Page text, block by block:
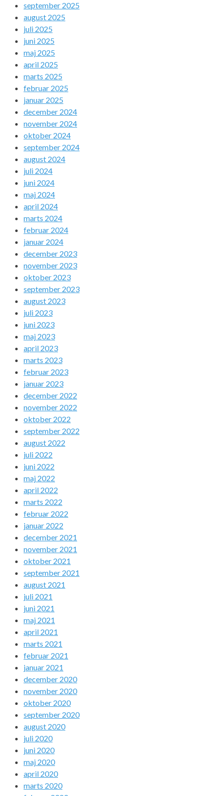
september 2025
august 2025
juli 2025
juni 2025
maj 2025
april 2025
marts 2025
februar 2025
januar 2025
december 2024
november 2024
oktober 2024
september 2024
august 2024
juli 2024
juni 2024
maj 2024
april 2024
marts 2024
februar 2024
januar 2024
december 2023
november 2023
oktober 2023
september 2023
august 2023
juli 2023
juni 2023
maj 2023
april 2023
marts 2023
februar 2023
januar 2023
december 2022
november 2022
oktober 2022
september 2022
august 2022
juli 2022
juni 2022
maj 2022
april 2022
marts 2022
februar 2022
januar 2022
december 2021
november 2021
oktober 2021
september 2021
august 2021
juli 2021
juni 2021
maj 2021
april 2021
marts 2021
februar 2021
januar 2021
december 2020
november 2020
oktober 2020
september 2020
august 2020
juli 2020
juni 2020
maj 2020
april 2020
marts 2020